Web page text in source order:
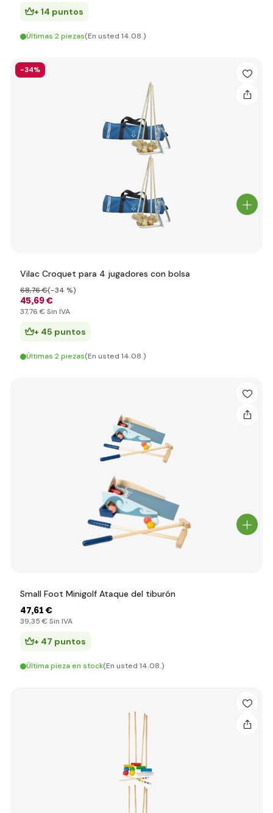
+ 14 puntos
Últimas 2 piezas(En usted 14.08.)
-34%
Vilac Croquet para 4 jugadores con bolsa
45,69 €
68,76 €(-34 %)
37,76 € Sin IVA
+ 45 puntos
Últimas 2 piezas(En usted 14.08.)
Small Foot Minigolf Ataque del tiburón
47,61 €
39,35 € Sin IVA
+ 47 puntos
Última pieza en stock(En usted 14.08.)